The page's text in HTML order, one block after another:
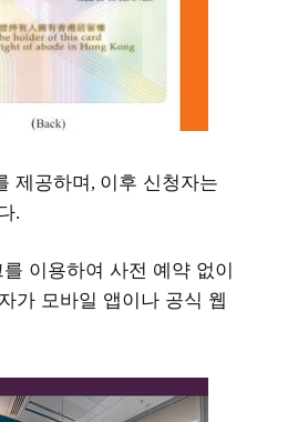
제공하며, 이후 신청자는
.
이용하여 사전 예약 없이
가 모바일 앱이나 공식 웹